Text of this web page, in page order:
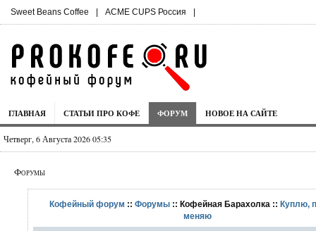
Sweet Beans Coffee | ACME CUPS Россия |
ГЛАВНАЯ СТАТЬИ ПРО КОФЕ ФОРУМ НОВОЕ НА САЙТЕ
Четверг, 6 Августа 2026 05:35
Форумы
Кофейный форум :: Форумы :: Кофейная Барахолка :: Куплю,
меняю